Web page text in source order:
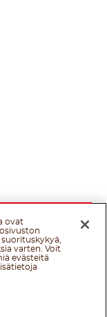
ovat
varten. Voit
evästeitä